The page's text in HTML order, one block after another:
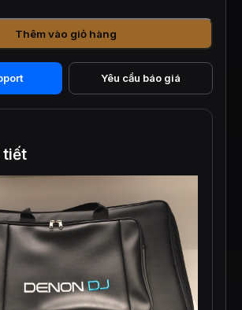
Thêm vào giỏ hàng
Yêu cầu báo giá
tiết